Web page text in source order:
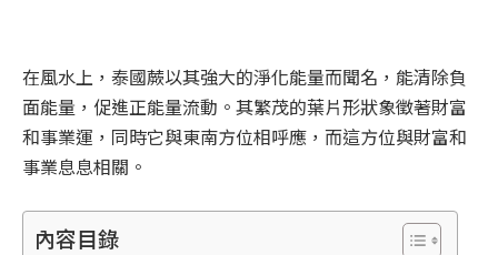
在風水上，泰國蕨以其強大的淨化能量而聞名，能清除負
面能量，促進正能量流動。其繁茂的葉片形狀象徵著財富
和事業運，同時它與東南方位相呼應，而這方位與財富和
事業息息相關。
內容目錄